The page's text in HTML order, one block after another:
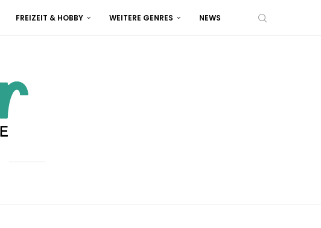
FREIZEIT & HOBBY WEITERE GENRES NEWS